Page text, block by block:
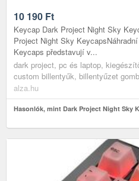
10 190 Ft
Keycap Dark Project Night Sky
Project Night Sky
Keycaps představují v...
dark project, pc és laptop,
custom billentyűk, billentyűzet
alza.hu
Hasonlók, mint Dark Project Night Sky